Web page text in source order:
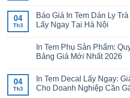
04
Th3
Báo Giá In Tem Dán Ly
Lấy Ngay Tại Hà Nội
In Tem Phụ Sản Phẩm:
Bảng Giá Mới Nhất 2026
04
Th3
In Tem Decal Lấy Ngay:
Cho Doanh Nghiệp Cần